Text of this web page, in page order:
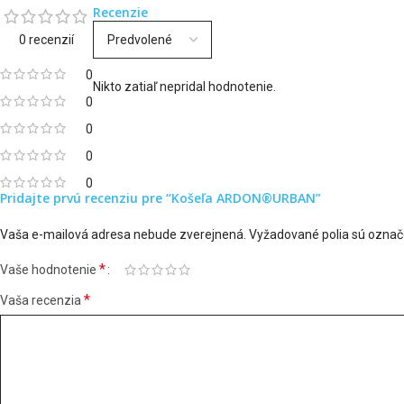
0 recenzií
0
0
0
0
0
Recenzie
Nikto zatiaľ nepridal hodnotenie.
Pridajte prvú recenziu pre “Košeľa ARDON®URBAN”
Vaša e-mailová adresa nebude zverejnená. Vyžadované polia sú
Vaše hodnotenie *
Vaša recenzia *